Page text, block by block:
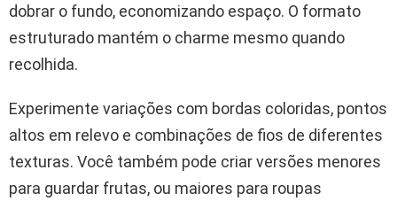
dobrar o fundo, economizando espaço. O formato
estruturado mantém o charme mesmo quando
recolhida.
Experimente variações com bordas coloridas, pontos
altos em relevo e combinações de fios de diferentes
texturas. Você também pode criar versões menores
para guardar frutas, ou maiores para roupas